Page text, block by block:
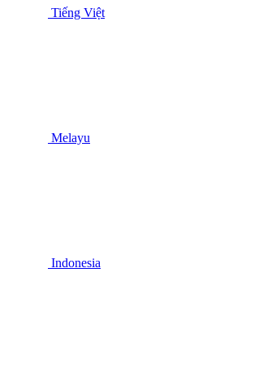
Tiếng Việt
Melayu
Indonesia